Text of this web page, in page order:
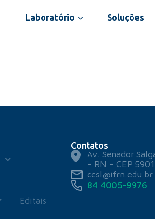
Laboratório Soluções
Editais
Contatos
Av. Senador
– RN – CEP
ccsl@ifrn.edu.br
84 4005-9976